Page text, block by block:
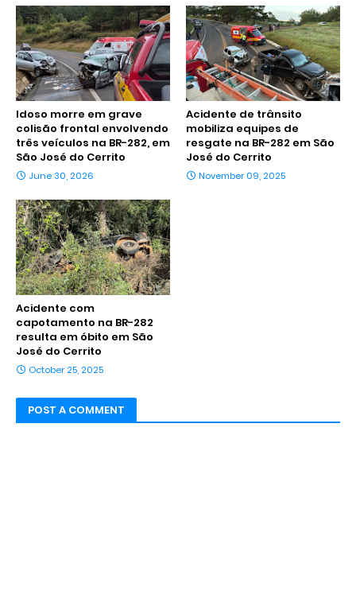
Idoso morre em grave
colisão frontal envolvendo
três veículos na BR-282, em
São José do Cerrito
June 30, 2026
Acidente de trânsito
mobiliza equipes de
resgate na BR-282 em São
José do Cerrito
November 09, 2025
Acidente com
capotamento na BR-282
resulta em óbito em São
José do Cerrito
October 25, 2025
POST A COMMENT